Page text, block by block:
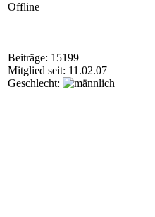
Offline
Beiträge: 15199
Mitglied seit: 11.02.07
Geschlecht: